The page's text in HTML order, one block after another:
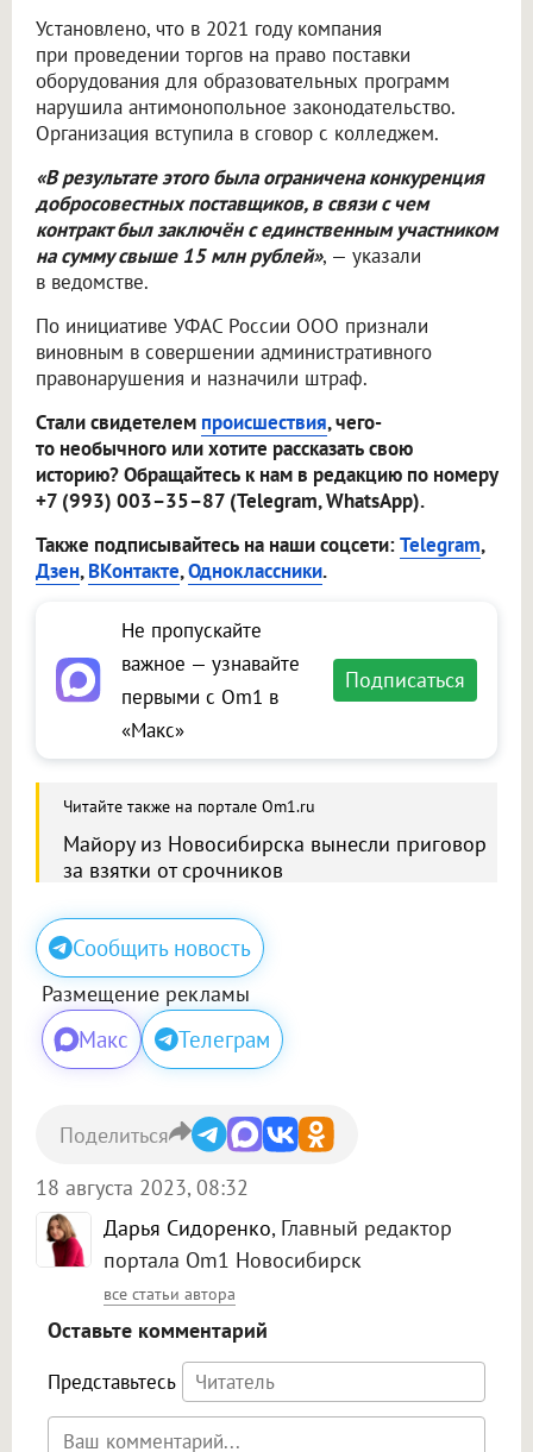
Установлено, что в 2021 году компания
при проведении торгов на право поставки
оборудования для образовательных программ
нарушила антимонопольное законодательство.
Организация вступила в сговор с колледжем.
«В результате этого была ограничена конкуренция
добросовестных поставщиков, в связи с чем
контракт был заключён с единственным участником
на сумму свыше 15 млн рублей», — указали
в ведомстве.
По инициативе УФАС России ООО признали
виновным в совершении административного
правонарушения и назначили штраф.
Стали свидетелем происшествия, чего-
то необычного или хотите рассказать свою
историю? Обращайтесь к нам в редакцию по номеру
+7 (993) 003–35–87 (Telegram, WhatsApp).
Также подписывайтесь на наши соцсети:Telegram,
Дзен,ВКонтакте,Одноклассники.
Не пропускайте
важное — узнавайте
первыми с Om1 в
«Макс»
Подписаться
Читайте также на портале Om1.ru
Майору из Новосибирска вынесли приговор
за взятки от срочников
Сообщить новость
Размещение рекламы
Макс Телеграм
Дарья Сидоренко, Главный редактор
портала Om1 Новосибирск
все статьи автора
18 августа 2023, 08:32
Поделиться
Оставьте комментарий
Представьтесь